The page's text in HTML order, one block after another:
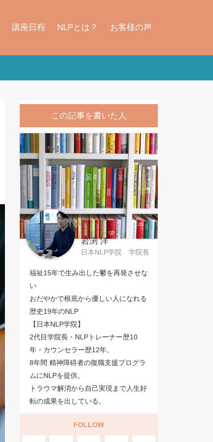
講座日程 NLPとは？ お客様の声
この記事を書いた人
岩渕 洋
日本NLP学院 学院長
福祉15年で生み出した鬱を再発させな
い
おだやかで根底から優しい人になれる
歴史19年のNLP
【日本NLP学院】
2代目学院長・NLPトレーナー歴10
年・カウンセラー歴12年。
8年間 精神障碍者の復職支援プログラ
ムにNLPを提供。
トラウマ解消から自己実現まで人生好
転の成果を出している。
FOLLOW